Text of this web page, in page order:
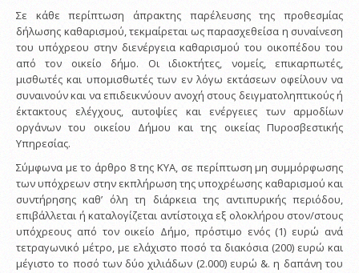
Σε κάθε περίπτωση άπρακτης παρέλευσης της προθεσμίας
δήλωσης καθαρισμού, τεκμαίρεται ως παρασχεθείσα η συναίνεση
του υπόχρεου στην διενέργεια καθαρισμού του οικοπέδου του
από τον οικείο δήμο. Οι ιδιοκτήτες, νομείς, επικαρπωτές,
μισθωτές και υπομισθωτές των εν λόγω εκτάσεων οφείλουν να
συναινούν και να επιδεικνύουν ανοχή στους δειγματοληπτικούς ή
έκτακτους ελέγχους, αυτοψίες και ενέργειες των αρμοδίων
οργάνων του οικείου Δήμου και της οικείας Πυροσβεστικής
Υπηρεσίας.
Σύμφωνα με το άρθρο 8 της ΚΥΑ, σε περίπτωση μη συμμόρφωσης
των υπόχρεων στην εκπλήρωση της υποχρέωσης καθαρισμού και
συντήρησης καθ’ όλη τη διάρκεια της αντιπυρικής περιόδου,
επιβάλλεται ή καταλογίζεται αντίστοιχα εξ ολοκλήρου στον/στους
υπόχρεους από τον οικείο Δήμο, πρόστιμο ενός (1) ευρώ ανά
τετραγωνικό μέτρο, με ελάχιστο ποσό τα διακόσια (200) ευρώ και
μέγιστο το ποσό των δύο χιλιάδων (2.000) ευρώ &. η δαπάνη του